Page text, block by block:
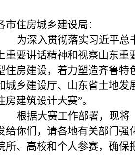
市住房城乡建设局：
为深入贯彻落实习近平总
上重要讲话精神和视察山东
住房建设，着力塑造齐鲁特
城乡建设厅、山东省土地发
房建筑设计大赛”。
根据大赛工作部署，现将
给你们，请各地有关部门强
所、高校和个人参赛，确